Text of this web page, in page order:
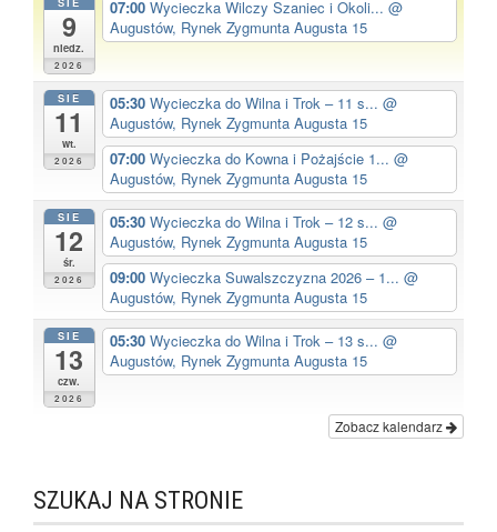
9
niedz.
2026
07:00 Wycieczka Wilczy Szaniec i Okoli... @
Augustów, Rynek Zygmunta Augusta 15
SIE
11
wt.
2026
05:30 Wycieczka do Wilna i Trok – 11 s... @
Augustów, Rynek Zygmunta Augusta 15
07:00 Wycieczka do Kowna i Pożajście 1... @
Augustów, Rynek Zygmunta Augusta 15
SIE
12
śr.
2026
05:30 Wycieczka do Wilna i Trok – 12 s... @
Augustów, Rynek Zygmunta Augusta 15
09:00 Wycieczka Suwalszczyzna 2026 – 1... @
Augustów, Rynek Zygmunta Augusta 15
SIE
13
czw.
2026
05:30 Wycieczka do Wilna i Trok – 13 s... @
Augustów, Rynek Zygmunta Augusta 15
Zobacz kalendarz
SZUKAJ NA STRONIE